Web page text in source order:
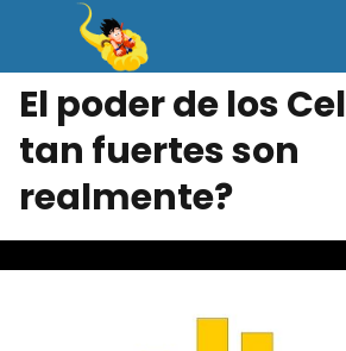
El poder de los
tan fuertes son
realmente?